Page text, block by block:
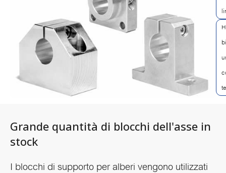
Grande quantità di blocchi dell'asse in
stock
I blocchi di supporto per alberi vengono utilizzati